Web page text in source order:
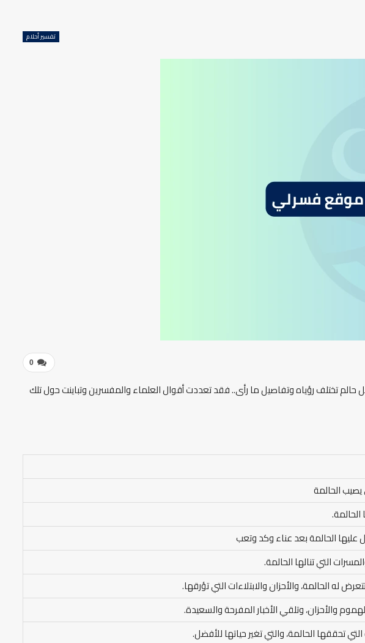
تفسير أحلام
0
كل حالم تختلف رؤياه وتفاصيل ما رأى.. فقد تعددت أقوال العلماء والمفسرين وتباينت حول تلك
الحالمة
عليها الحالمة بعد عناء وكد وتعب
التي تنالها الحالمة.
له الحالمة، والأحزان والابتلاءات التي تؤرقها.
والأحزان، وتلقي الأخبار المفرحة والسعيدة.
تحققها الحالمة، والتي تغير حياتها للأفضل.